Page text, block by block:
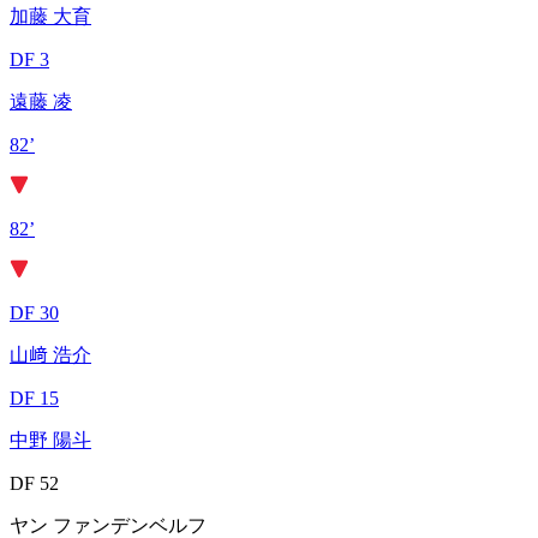
加藤 大育
DF 3
遠藤 凌
82’
82’
DF 30
山﨑 浩介
DF 15
中野 陽斗
DF 52
ヤン ファンデンベルフ